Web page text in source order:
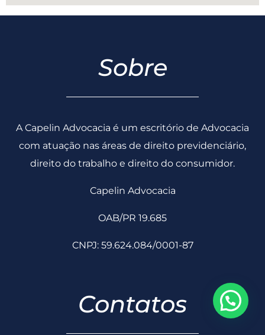
com atuação nas áreas de direito previdenciário,
OAB/PR 19.685
Contatos
(43) 3356-0230